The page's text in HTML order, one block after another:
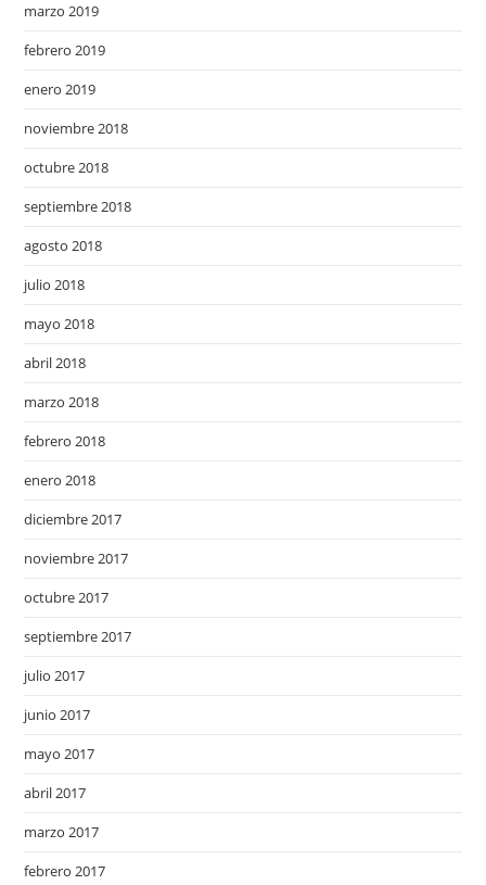
marzo 2019
febrero 2019
enero 2019
noviembre 2018
octubre 2018
septiembre 2018
agosto 2018
julio 2018
mayo 2018
abril 2018
marzo 2018
febrero 2018
enero 2018
diciembre 2017
noviembre 2017
octubre 2017
septiembre 2017
julio 2017
junio 2017
mayo 2017
abril 2017
marzo 2017
febrero 2017